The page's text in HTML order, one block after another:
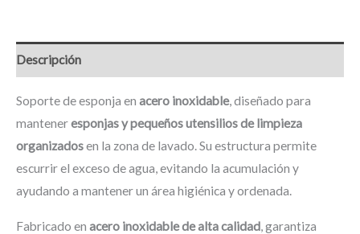
Descripción
Soporte de esponja en acero inoxidable, diseñado para
manteneresponjas y pequeños utensilios de limpieza
organizadosen la zona de lavado. Su estructura permite
escurrir el exceso de agua, evitando la acumulación y
ayudando a mantener un área higiénica y ordenada.
Fabricado en acero inoxidable de alta calidad, garantiza